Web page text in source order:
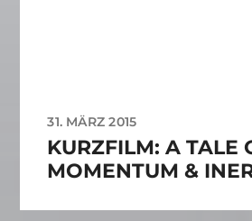
31. MÄRZ 2015
KURZFILM: A TALE
MOMENTUM &